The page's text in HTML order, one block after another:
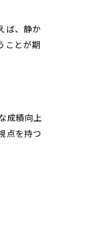
ば、静か
ことが期
成績向上
点を持つ